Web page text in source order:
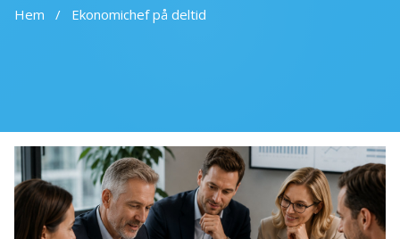
Hem / Ekonomichef på deltid